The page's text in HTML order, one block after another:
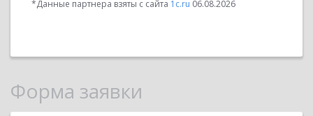
*Данные партнера взяты с сайта 1c.ru 06.08.2026
Форма заявки